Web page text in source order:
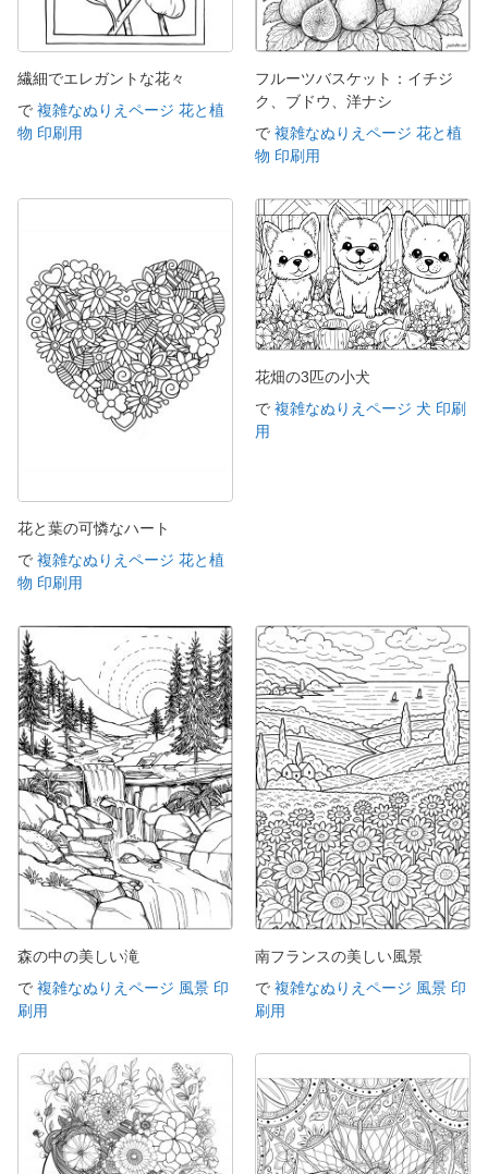
繊細でエレガントな花々
で 複雑なぬりえページ 花と植
物 印刷用
フルーツバスケット：イチジ
ク、ブドウ、洋ナシ
で 複雑なぬりえページ 花と植
物 印刷用
花と葉の可憐なハート
で 複雑なぬりえページ 花と植
物 印刷用
花畑の3匹の小犬
で 複雑なぬりえページ 犬 印刷
用
森の中の美しい滝
で 複雑なぬりえページ 風景 印
刷用
南フランスの美しい風景
で 複雑なぬりえページ 風景 印
刷用